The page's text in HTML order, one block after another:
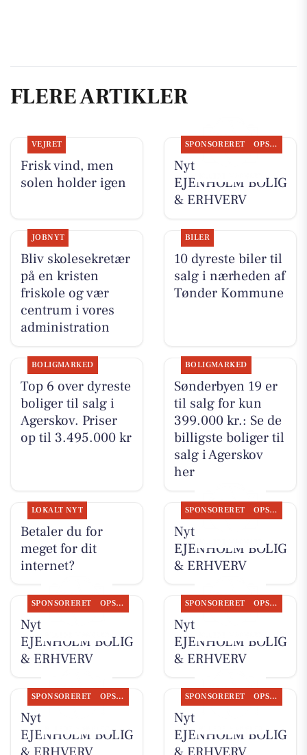
FLERE ARTIKLER
VEJRET
Frisk vind, men
solen holder igen
SPONSORERET OPSLAGSTAVLEN
Nyt fra
EJENHOLM BOLIG
& ERHVERV
JOBNYT
Bliv skolesekretær
på en kristen
friskole og vær
centrum i vores
administration
BILER
10 dyreste biler til
salg i nærheden af
Tønder Kommune
BOLIGMARKED
Top 6 over dyreste
boliger til salg i
Agerskov. Priser
op til 3.495.000 kr
BOLIGMARKED
Sønderbyen 19 er
til salg for kun
399.000 kr.: Se de
billigste boliger til
salg i Agerskov
her
LOKALT NYT
Betaler du for
meget for dit
internet?
SPONSORERET OPSLAGSTAVLEN
Nyt fra
EJENHOLM BOLIG
& ERHVERV
SPONSORERET OPSLAGSTAVLEN
Nyt fra
EJENHOLM BOLIG
& ERHVERV
SPONSORERET OPSLAGSTAVLEN
Nyt fra
EJENHOLM BOLIG
& ERHVERV
SPONSORERET OPSLAGSTAVLEN
Nyt fra
EJENHOLM BOLIG
SPONSORERET OPSLAGSTAVLEN
Nyt fra
EJENHOLM BOLIG